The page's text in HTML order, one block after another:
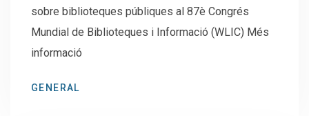
sobre biblioteques públiques al 87è Congrés
Mundial de Biblioteques i Informació (WLIC) Més
informació
GENERAL